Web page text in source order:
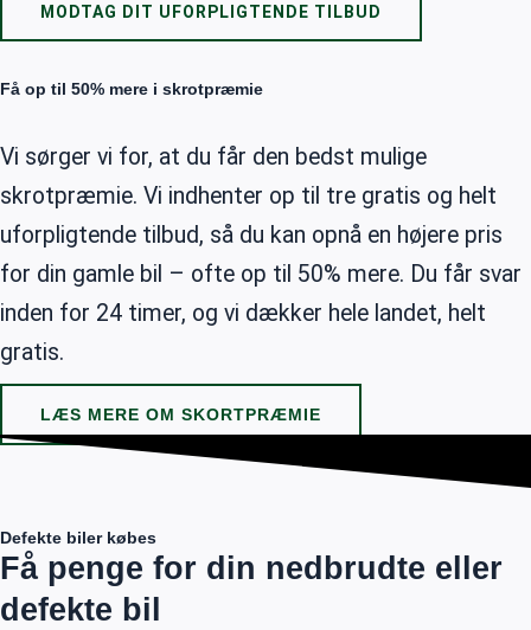
Få op til 50% mere i skrotpræmie
Vi sørger vi for, at du får den bedst mulige
skrotpræmie. Vi indhenter op til tre gratis og helt
uforpligtende tilbud, så du kan opnå en højere pris
for din gamle bil – ofte op til 50% mere. Du får svar
inden for 24 timer, og vi dækker hele landet, helt
gratis.
LÆS MERE OM SKORTPRÆMIE
Defekte biler købes
Få penge for din nedbrudte eller
defekte bil